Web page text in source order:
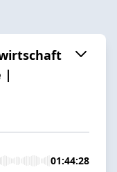
|
01:44:28